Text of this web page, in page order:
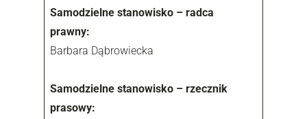
Samodzielne stanowisko – radca
prawny:
Barbara Dąbrowiecka
Samodzielne stanowisko – rzecznik
prasowy: